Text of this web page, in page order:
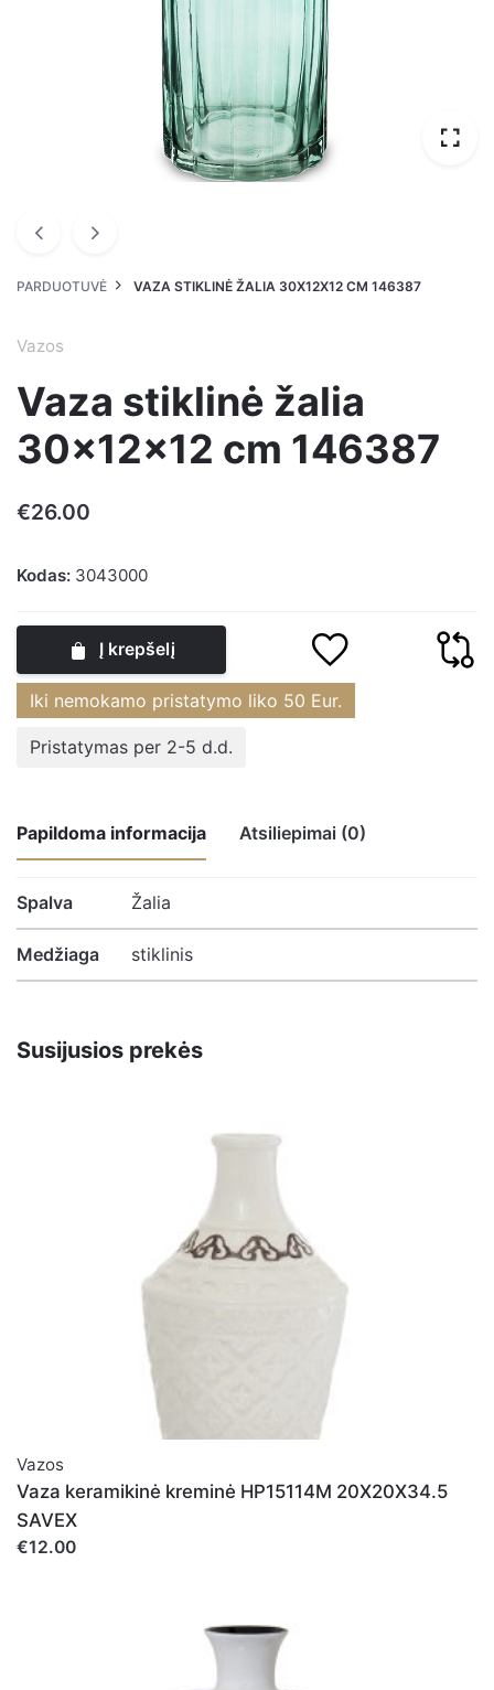
PARDUOTUVĖ VAZA STIKLINĖ ŽALIA 30X12X12 CM 146387
Vazos
Vaza stiklinė žalia
30x12x12 cm 146387
€26.00
Kodas: 3043000
Į krepšelį
Iki nemokamo pristatymo liko 50 Eur.
Pristatymas per 2-5 d.d.
Papildoma informacija Atsiliepimai (0)
Spalva Žalia
Medžiaga stiklinis
Atsiliepimų nėra.
Būkite pirmasis parašęs atsiliepimą apie
“Vaza stiklinė žalia 30x12x12 cm 146387”
El. pašto adresas nebus skelbiamas.
pažymėti*
Noriu savo interneto naršyklėje išsaugoti vardą, el.
Susijusios prekės
Vazos
Vaza keramikinė kreminė HP15114M 20X20X34.5
SAVEX
€12.00